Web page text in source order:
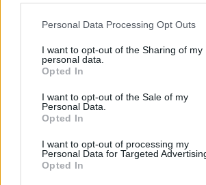
Please note that this website/app uses
not limited to your visit or usage
grant or deny consent to Google and its
use your data for below specified
consent section.
Personal Data Processing Opt Outs
I want to opt-out of the Sharing of my
personal data.
Opted In
I want to opt-out of the Sale of my
Personal Data.
Opted In
I want to opt-out of processing my
Personal Data for Targeted
Opted In
noi il tuo punto di vista su questa
questione? 🎤✨
Staff